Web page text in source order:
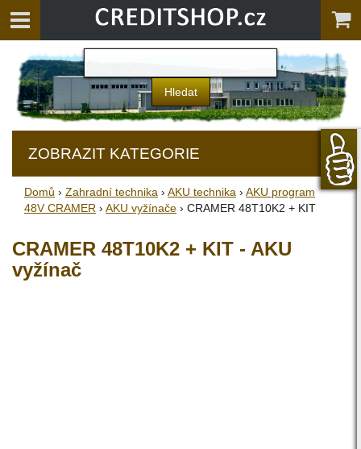
ZOBRAZIT KATEGORIE
Domů › Zahradní technika › AKU technika › AKU program
48V CRAMER › AKU vyžínače › CRAMER 48T10K2 + KIT
CRAMER 48T10K2 + KIT - AKU
vyžínač